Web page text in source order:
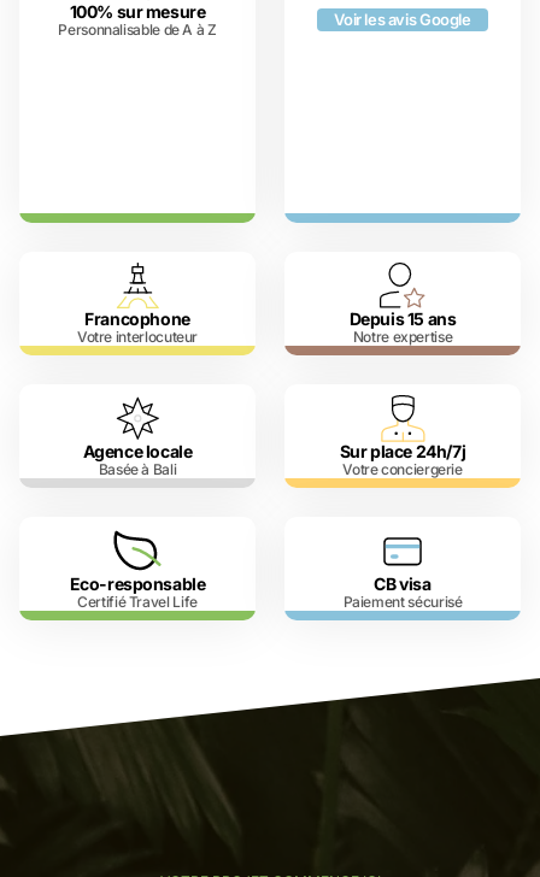
100% sur mesure
Personnalisable de A à Z
Voir les avis Google
Francophone
Votre interlocuteur
Depuis 15 ans
Notre expertise
Agence locale
Basée à Bali
Sur place 24h/7j
Votre conciergerie
Eco-responsable
Certifié Travel Life
CB visa
Paiement sécurisé